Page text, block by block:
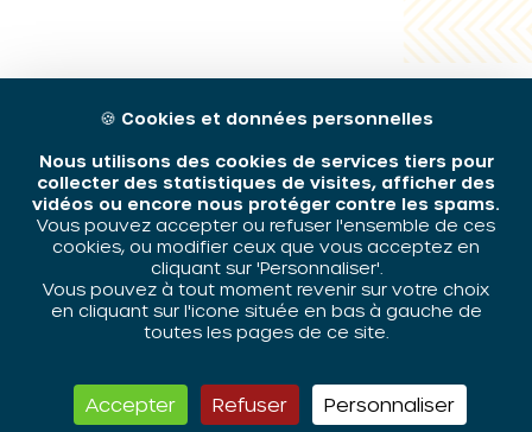
🍪 Cookies et données personnelles
Nous utilisons des cookies de services tiers pour
collecter des statistiques de visites, afficher des
vidéos ou encore nous protéger contre les spams.
Vous pouvez accepter ou refuser l'ensemble de ces
cookies, ou modifier ceux que vous acceptez en
cliquant sur 'Personnaliser'.
Vous pouvez à tout moment revenir sur votre choix
en cliquant sur l'icone située en bas à gauche de
toutes les pages de ce site.
Accepter Refuser Personnaliser